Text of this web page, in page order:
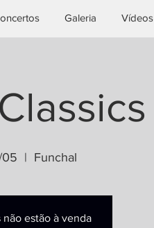
Galeria Vídeos
05
  |
Funchal
não estão à venda